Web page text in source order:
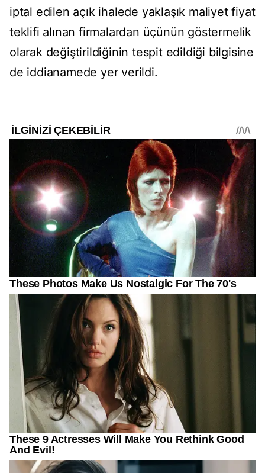
iptal edilen açık ihalede yaklaşık maliyet fiyat
teklifi alınan firmalardan üçünün göstermelik
olarak değiştirildiğinin tespit edildiği bilgisine
de iddianamede yer verildi.